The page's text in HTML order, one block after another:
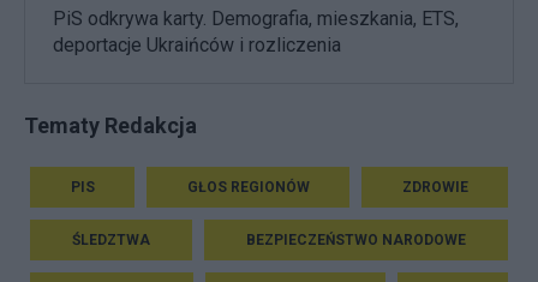
PiS odkrywa karty. Demografia, mieszkania, ETS,
deportacje Ukraińców i rozliczenia
Tematy Redakcja
PIS GŁOS REGIONÓW ZDROWIE
ŚLEDZTWA BEZPIECZEŃSTWO NARODOWE